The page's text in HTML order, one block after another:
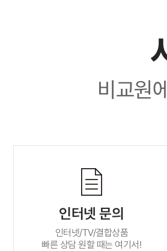
비교원
인터넷 문의
인터넷/TV/결합상품
빠른 상담 원할 때는 여기서!